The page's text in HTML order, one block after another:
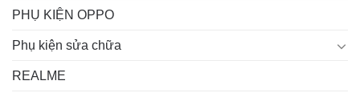
PHỤ KIỆN OPPO
Phụ kiện sửa chữa
REALME